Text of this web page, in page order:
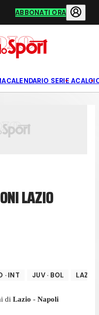
ABBONATI ORA
CALENDARIO SERIE A
LAZIO
· INT JUV· BOL LAZ
di Lazio - Napoli